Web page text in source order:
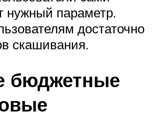
нужный параметр.
достаточно
скашивания.
бюджетные